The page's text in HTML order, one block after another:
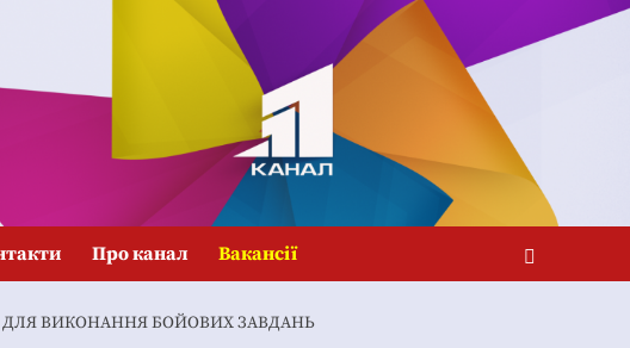
Про канал Вакансії
ДЛЯ ВИКОНАННЯ БОЙОВИХ ЗАВДАНЬ